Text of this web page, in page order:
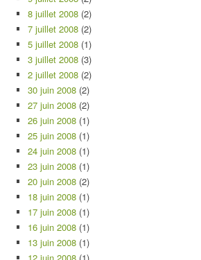
8 juillet 2008 (2)
7 juillet 2008 (2)
5 juillet 2008 (1)
3 juillet 2008 (3)
2 juillet 2008 (2)
30 juin 2008 (2)
27 juin 2008 (2)
26 juin 2008 (1)
25 juin 2008 (1)
24 juin 2008 (1)
23 juin 2008 (1)
20 juin 2008 (2)
18 juin 2008 (1)
17 juin 2008 (1)
16 juin 2008 (1)
13 juin 2008 (1)